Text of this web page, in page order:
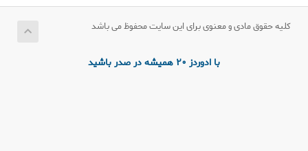
کلیه حقوق مادی و معنوی برای این سایت محفوظ می باشد
با ادوردز 20 همیشه در صدر باشید